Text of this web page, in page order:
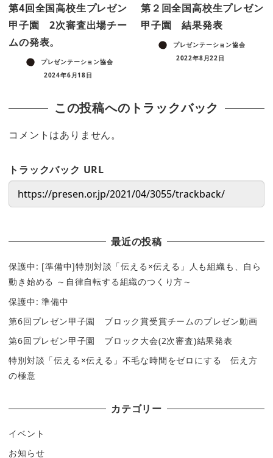
第4回全国高校生プレゼン
甲子園 2次審査出場チー
ムの発表。
プレゼンテーション協会
2024年6月18日
第２回全国高校生プレゼン
甲子園 結果発表
プレゼンテーション協会
2022年8月22日
この投稿へのトラックバック
コメントはありません。
トラックバック URL
最近の投稿
保護中: [準備中]特別対談「伝える×伝える」人も組織も、自ら
動き始める ～自律自転する組織のつくり方～
保護中: 準備中
第6回プレゼン甲子園 ブロック賞受賞チームのプレゼン動画
第6回プレゼン甲子園 ブロック大会(2次審査)結果発表
特別対談「伝える×伝える」不毛な時間をゼロにする 伝え方
の極意
カテゴリー
イベント
お知らせ